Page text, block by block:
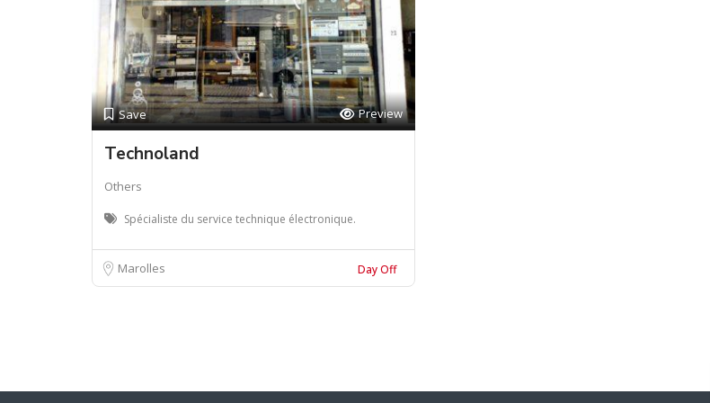
Save Preview
Technoland
Others
Spécialiste du service technique électronique.
Marolles Day Off